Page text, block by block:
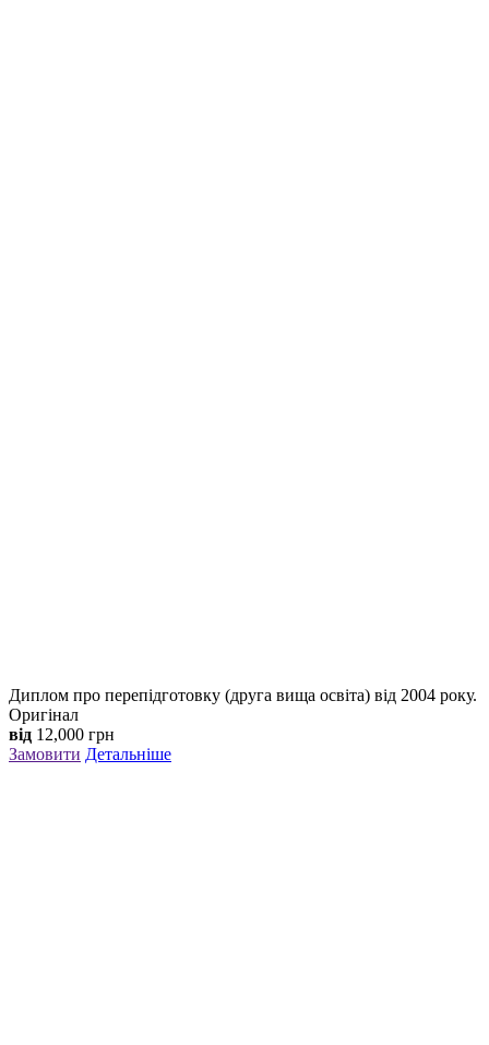
Диплом про перепідготовку (друга вища освіта) від 2004 року.
Оригінал
від 12,000 грн
Замовити Детальніше